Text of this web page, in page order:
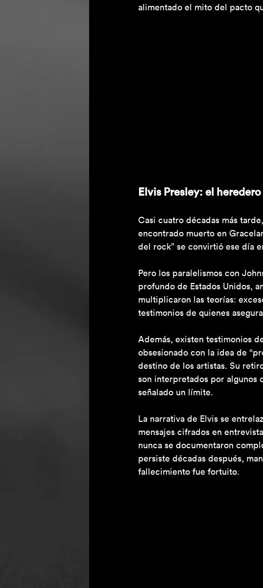
alimentado el mito del pacto
Elvis Presley: el heredero
Casi cuatro décadas más
encontrado muerto en
del rock” se convirtió ese día
Pero los paralelismos con
profundo de Estados Unidos,
multiplicaron las teorías:
testimonios de quienes
Además, existen testimonios
obsesionado con la idea de
destino de los artistas. Su
son interpretados por algunos
señalado un límite.
La narrativa de Elvis se
mensajes cifrados en
nunca se documentaron
persiste décadas después,
fallecimiento fue fortuito.